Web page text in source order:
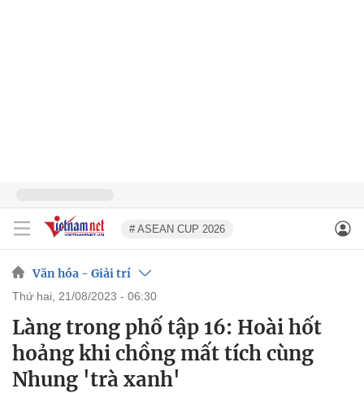
# ASEAN CUP 2026
Văn hóa - Giải trí
thứ hai, 21/08/2023 - 06:30
Làng trong phố tập 16: Hoài hốt
hoảng khi chồng mất tích cùng
Nhung 'trà xanh'